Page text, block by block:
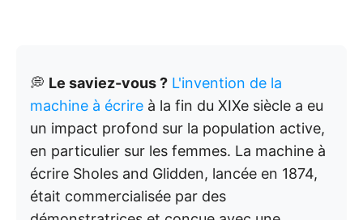
💭 Le saviez-vous ? L'invention de la
machine à écrire à la fin du XIXe siècle a eu
un impact profond sur la population active,
en particulier sur les femmes. La machine à
écrire Sholes and Glidden, lancée en 1874,
était commercialisée par des